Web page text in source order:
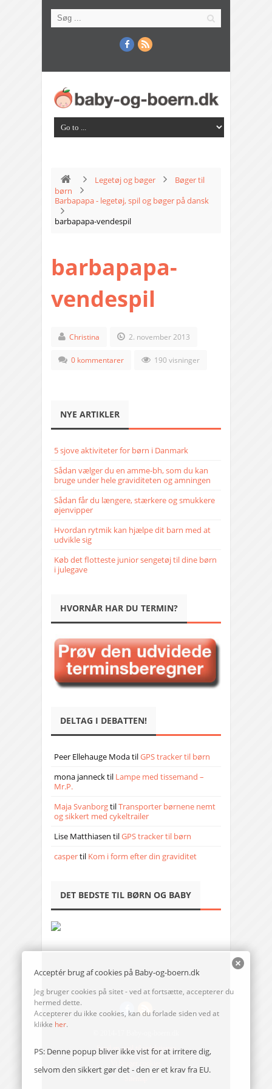
Legetøj og bøger
Bøger til
børn
Barbapapa - legetøj, spil og bøger på dansk
barbapapa-vendespil
barbapapa-
vendespil
Christina 2. november 2013
0 kommentarer 190 visninger
NYE ARTIKLER
5 sjove aktiviteter for børn i Danmark
Sådan vælger du en amme-bh, som du kan
bruge under hele graviditeten og amningen
Sådan får du længere, stærkere og smukkere
øjenvipper
Hvordan rytmik kan hjælpe dit barn med at
udvikle sig
Køb det flotteste junior sengetøj til dine børn
i julegave
HVORNÅR HAR DU TERMIN?
DELTAG I DEBATTEN!
Peer Ellehauge ModatilGPS tracker til børn
mona jannecktil Lampe med tissemand –
Mr.P.
Maja SvanborgtilTransporter børnene nemt
og sikkert med cykeltrailer
Lise Matthiasen tilGPS tracker til børn
caspertil Kom i form efter din graviditet
DET BEDSTE TIL BØRN OG BABY
Send en mail til redaktionen
Acceptér brug af cookies på Baby-og-boern.dk
Jeg bruger cookies på sitet - ved at fortsætte, accepterer du
hermed dette.
Accepterer du ikke cookies, kan du forlade siden ved at
klikke her.
PS: Denne popup bliver ikke vist for at irritere dig,
selvom den sikkert gør det - den er et krav fra EU.